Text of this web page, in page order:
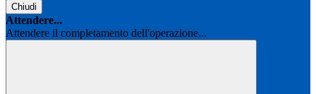
Chiudi
Attendere...
Attendere il completamento dell'operazione...